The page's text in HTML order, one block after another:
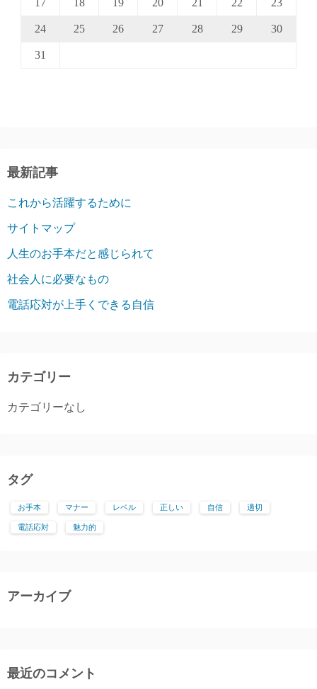
17 18 19 20 21 22 23
24 25 26 27 28 29 30
31
最新記事
これから活躍するために
サイトマップ
人生のお手本だと感じられて
社会人に必要なもの
電話応対が上手くできる自信
カテゴリー
カテゴリーなし
タグ
お手本 マナー レベル 正しい 自信 適切
電話応対 魅力的
アーカイブ
最近のコメント